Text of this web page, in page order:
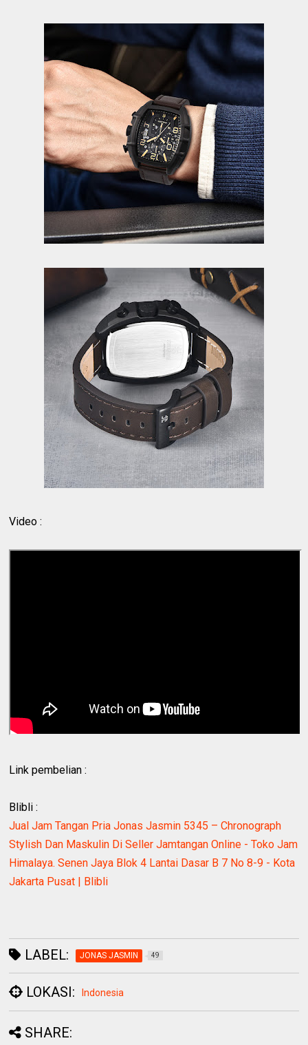
Video :
Link pembelian :
Blibli :
Jual Jam Tangan Pria Jonas Jasmin 5345 – Chronograph
Stylish Dan Maskulin Di Seller Jamtangan Online - Toko Jam
Himalaya. Senen Jaya Blok 4 Lantai Dasar B 7 No 8-9 - Kota
Jakarta Pusat | Blibli
LABEL: JONAS JASMIN 49
LOKASI: Indonesia
SHARE: